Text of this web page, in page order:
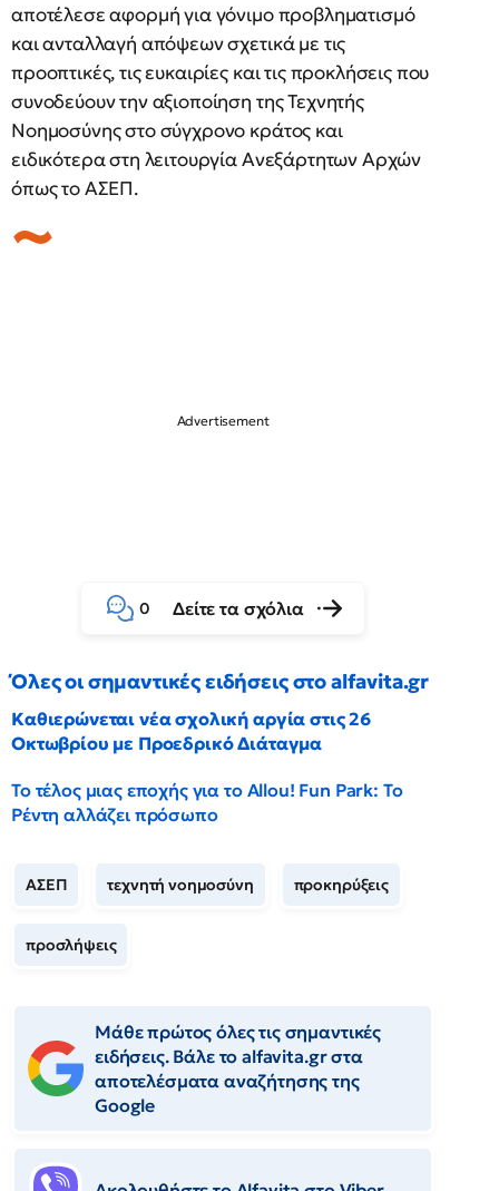
αποτέλεσε αφορμή για γόνιμο προβληματισμό
και ανταλλαγή απόψεων σχετικά με τις
προοπτικές, τις ευκαιρίες και τις προκλήσεις που
συνοδεύουν την αξιοποίηση της Τεχνητής
Νοημοσύνης στο σύγχρονο κράτος και
ειδικότερα στη λειτουργία Ανεξάρτητων Αρχών
όπως το ΑΣΕΠ.
0 Δείτε τα σχόλια
Όλες οι σημαντικές ειδήσεις στο alfavita.gr
Καθιερώνεται νέα σχολική αργία στις 26
Οκτωβρίου με Προεδρικό Διάταγμα
Το τέλος μιας εποχής για το Allou! Fun Park: Το
Ρέντη αλλάζει πρόσωπο
ΑΣΕΠ τεχνητή νοημοσύνη προκηρύξεις
προσλήψεις
Μάθε πρώτος όλες τις σημαντικές
ειδήσεις. Βάλε το alfavita.gr στα
αποτελέσματα αναζήτησης της
Google